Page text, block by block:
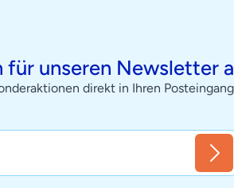
für unseren Newsletter
direkt in Ihren